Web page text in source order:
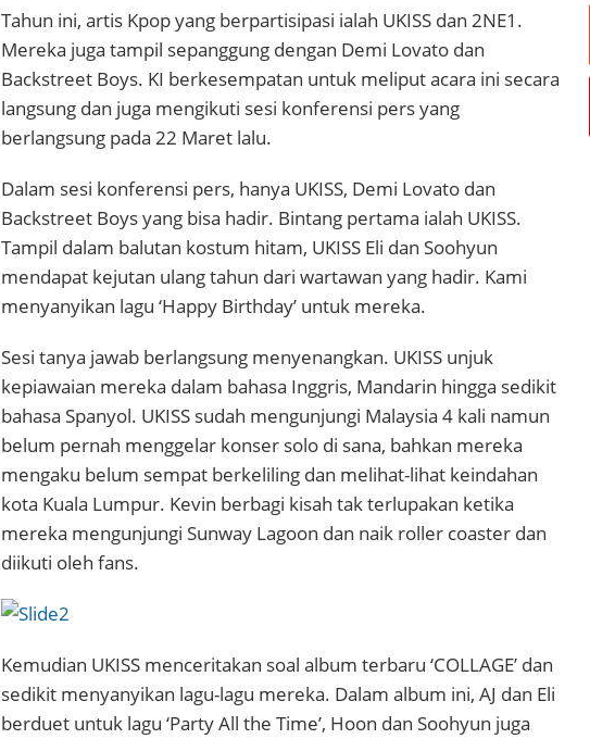
Tahun ini, artis Kpop yang berpartisipasi ialah UKISS dan 2NE1.
Mereka juga tampil sepanggung dengan Demi Lovato dan
Backstreet Boys. KI berkesempatan untuk meliput acara ini secara
langsung dan juga mengikuti sesi konferensi pers yang
berlangsung pada 22 Maret lalu.
Dalam sesi konferensi pers, hanya UKISS, Demi Lovato dan
Backstreet Boys yang bisa hadir. Bintang pertama ialah UKISS.
Tampil dalam balutan kostum hitam, UKISS Eli dan Soohyun
mendapat kejutan ulang tahun dari wartawan yang hadir. Kami
menyanyikan lagu ‘Happy Birthday’ untuk mereka.
Sesi tanya jawab berlangsung menyenangkan. UKISS unjuk
kepiawaian mereka dalam bahasa Inggris, Mandarin hingga sedikit
bahasa Spanyol. UKISS sudah mengunjungi Malaysia 4 kali namun
belum pernah menggelar konser solo di sana, bahkan mereka
mengaku belum sempat berkeliling dan melihat-lihat keindahan
kota Kuala Lumpur. Kevin berbagi kisah tak terlupakan ketika
mereka mengunjungi Sunway Lagoon dan naik roller coaster dan
diikuti oleh fans.
Kemudian UKISS menceritakan soal album terbaru ‘COLLAGE’ dan
sedikit menyanyikan lagu-lagu mereka. Dalam album ini, AJ dan Eli
berduet untuk lagu ‘Party All the Time’, Hoon dan Soohyun juga